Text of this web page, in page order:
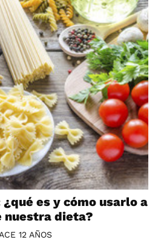
es y cómo usarlo a
nuestra dieta?
12 AÑOS